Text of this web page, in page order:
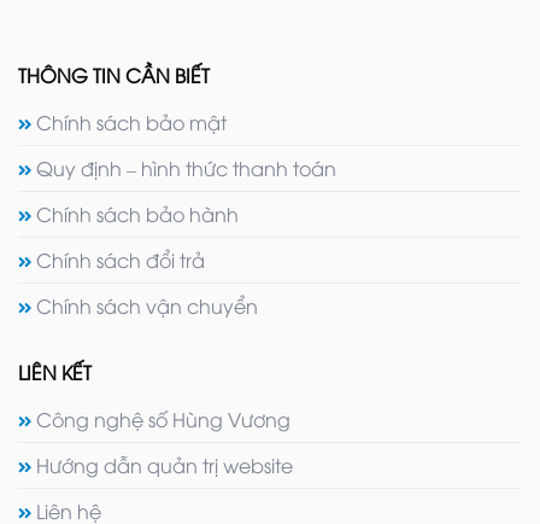
THÔNG TIN CẦN BIẾT
Chính sách bảo mật
Quy định – hình thức thanh toán
Chính sách bảo hành
Chính sách đổi trả
Chính sách vận chuyển
LIÊN KẾT
Công nghệ số Hùng Vương
Hướng dẫn quản trị website
Liên hệ